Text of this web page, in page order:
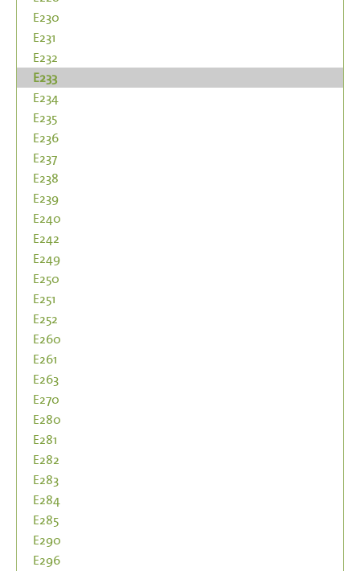
E230
E231
E232
E233
E234
E235
E236
E237
E238
E239
E240
E242
E249
E250
E251
E252
E260
E261
E263
E270
E280
E281
E282
E283
E284
E285
E290
E296